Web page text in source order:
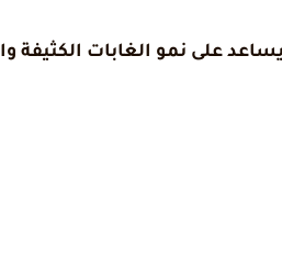
على نمو الغابات الكثيفة